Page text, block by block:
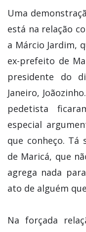
Uma
está na relação
a Márcio Jardim,
ex-prefeito de
presidente do
Janeiro,
pedetista
especial
que conheço. Tá
de Maricá, que
agrega nada
ato de alguém
Na forçada